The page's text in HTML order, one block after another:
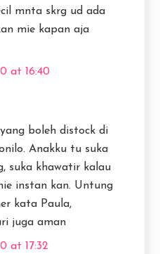
mnta skrg ud ada
mie kapan aja
at 16:40
boleh distock di
Anakku tu suka
suka khawatir kalau
instan kan. Untung
kata Paula,
juga aman
at 17:32